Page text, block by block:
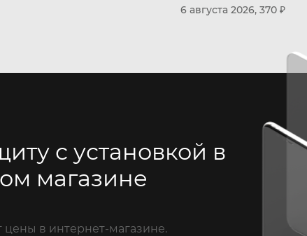
6 августа 2026 370 ₽
с установкой в
магазине
цены в интернет-магазине.